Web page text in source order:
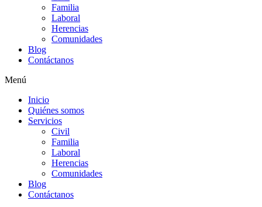
Familia
Laboral
Herencias
Comunidades
Blog
Contáctanos
Menú
Inicio
Quiénes somos
Servicios
Civil
Familia
Laboral
Herencias
Comunidades
Blog
Contáctanos